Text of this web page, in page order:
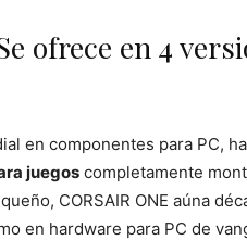
ofrece en 4
en componentes para PC,
juegos completamente
CORSAIR ONE aúna
en hardware para PC de